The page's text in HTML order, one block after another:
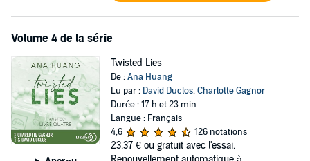
Volume 4 de la série
Twisted Lies
De :Ana Huang
Lu par : David Duclos,Charlotte Gagnor
Durée : 17 h et 23 min
Langue : Français
4,6
126 notations
23,37 € ou gratuit avec l'essai.